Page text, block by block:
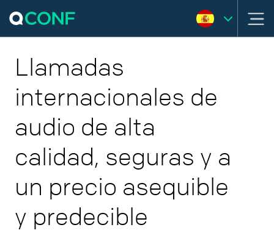
Llamadas
internacionales de
audio de alta
calidad, seguras y a
un precio asequible
y predecible